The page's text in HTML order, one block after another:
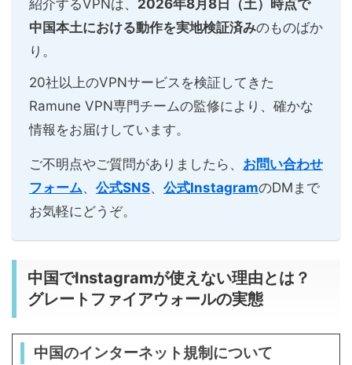
紹介するVPNは、 2026年8月8日（土）時点で
中国本土における動作を実地検証済みのものばか
り。
20社以上のVPNサービスを検証してきた
Ramune VPN専門チームの監修により、確かな
情報をお届けしています。
ご不明点やご質問がありましたら、 お問い合わせ
フォーム、 公式SNS、 公式InstagramのDMまで
お気軽にどうぞ。
中国でInstagramが使えない理由とは？
グレートファイアウォールの実態
中国のインターネット規制について